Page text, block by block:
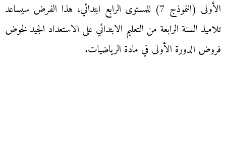
الأولى (النموذج 7) للمستوى الرابع ابتدائي، هذا الفرض سيساعد
تلاميذ السنة الرابعة من التعليم الابتدائي على الاستعداد الجيد لخوض
فروض الدورة الأولى في مادة الرياضيات.